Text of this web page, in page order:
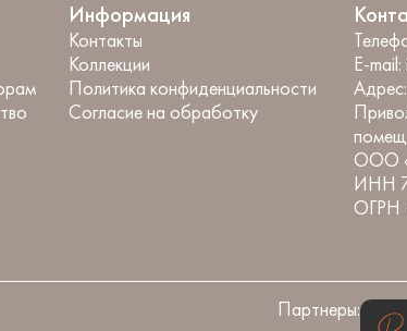
Информация
Контакты
Коллекции
Политика конфиденциальности
Согласие на обработку
E-mail:
Адрес:
ООО
ИНН
ОГРН
Партнеры: